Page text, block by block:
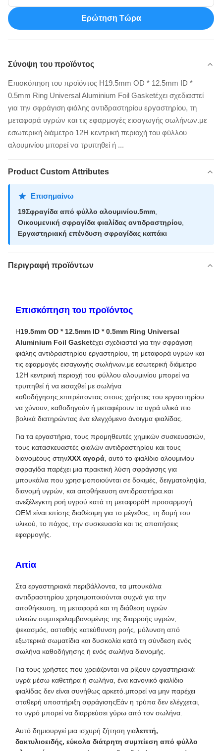
Ερώτηση Τώρα
Σύνοψη του προϊόντος
Επισκόπηση του προϊόντος Η19.5mm OD * 12.5mm ID *
0.5mm Ring Universal Aluminium Foil Gasketέχει σχεδιαστεί
για την σφράγιση φιάλης αντιδραστηρίου εργαστηρίου, τη
μεταφορά υγρών και τις εφαρμογές εισαγωγής σωλήνων.με
εσωτερική διάμετρο 12Η κεντρική περιοχή του φύλλου
αλουμινίου μπορεί να τρυπηθεί ή ...
Product Custom Attributes
Επισημαίνω
19Σφραγίδα από φύλλο αλουμινίου.5mm
Οικουμενική σφραγίδα φιαλίδας αντιδραστηρίου
Εργαστηριακή επένδυση σφραγίδας καπάκι
Περιγραφή προϊόντων
Επισκόπηση του προϊόντος
Η19.5mm OD * 12.5mm ID * 0.5mm Ring Universal
Aluminium Foil Gasketέχει σχεδιαστεί για την σφράγιση
φιάλης αντιδραστηρίου εργαστηρίου, τη μεταφορά υγρών και
τις εφαρμογές εισαγωγής σωλήνων.με εσωτερική διάμετρο
12Η κεντρική περιοχή του φύλλου αλουμινίου μπορεί να
τρυπηθεί ή να εισαχθεί με σωλήνα
καθοδήγησης,επιτρέποντας στους χρήστες του εργαστηρίου
να χύνουν, καθοδηγούν ή μεταφέρουν τα υγρά υλικά πιο
βολικά διατηρώντας ένα ελεγχόμενο άνοιγμα φιαλίδας.
Για τα εργαστήρια, τους προμηθευτές χημικών συσκευασιών,
τους κατασκευαστές φιαλών αντιδραστηρίου και τους
διανομέους στηνXXX αγορά , αυτό το φιαλίδιο αλουμινίου
σφραγίδα παρέχει μια πρακτική λύση σφράγισης για
μπουκάλια που χρησιμοποιούνται σε δοκιμές, δειγματοληψία,
διανομή υγρών, και αποθήκευση αντιδραστήρα.και
ανεξέλεγκτη ροή υγρού κατά τη μεταφοράΗ προσαρμογή
OEM είναι επίσης διαθέσιμη για το μέγεθος, τη δομή του
υλικού, το πάχος, την συσκευασία και τις απαιτήσεις
εφαρμογής.
Αιτία
Στα εργαστηριακά περιβάλλοντα, τα μπουκάλια
αντιδραστηρίου χρησιμοποιούνται συχνά για την
αποθήκευση, τη μεταφορά και τη διάθεση υγρών
υλικών.συμπεριλαμβανομένης της διαρροής υγρών,
ψεκασμός, ασταθής κατεύθυνση ροής, μόλυνση από
εξωτερικά σωματίδια και δυσκολία κατά τη σύνδεση ενός
σωλήνα καθοδήγησης ή ενός σωλήνα διανομής.
Για τους χρήστες που χρειάζονται να ρίξουν εργαστηριακά
υγρά μέσω καθετήρα ή σωλήνα, ένα κανονικό φιαλίδιο
φιαλίδας δεν είναι συνήθως αρκετό.μπορεί να μην παρέχει
σταθερή υποστήριξη σφράγισηςΕάν η τρύπα δεν ελέγχεται,
το υγρό μπορεί να διαρρεύσει γύρω από τον σωλήνα.
Αυτό δημιουργεί μια ισχυρή ζήτηση γιαλεπτή,
δακτυλιοειδής, εύκολα διάτρητη συμπίεση από φύλλο